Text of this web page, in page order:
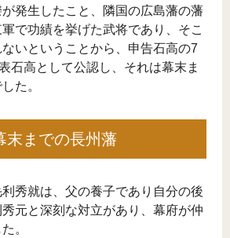
発生したこと、隣国の広島藩の藩
で功績を挙げた武将であり、そこ
いということから、申告石高の7
石高として公認し、それは幕末ま
た。
末までの長州藩
秀就は、父の養子であり自分の後
元と深刻な対立があり、幕府が仲
。